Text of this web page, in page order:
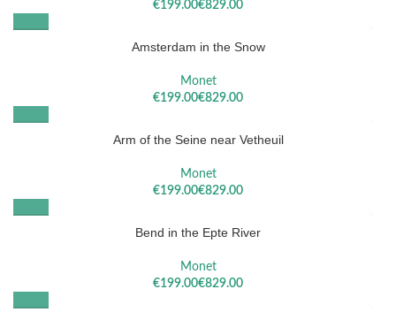
€
€
Amsterdam in the Snow
Monet
€
€
Arm of the Seine near Vetheuil
Monet
€
€
Bend in the Epte River
Monet
€
€